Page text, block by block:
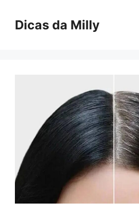
contentDicas da Milly